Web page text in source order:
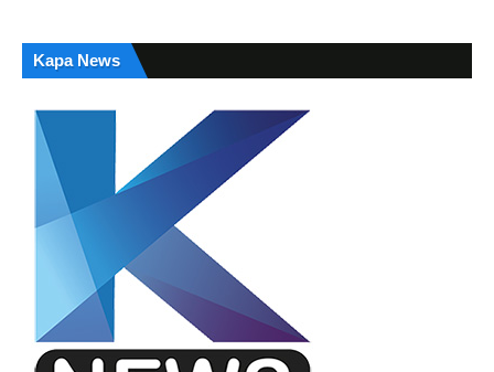
Kapa News